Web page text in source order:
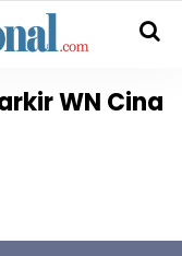
WN Cina